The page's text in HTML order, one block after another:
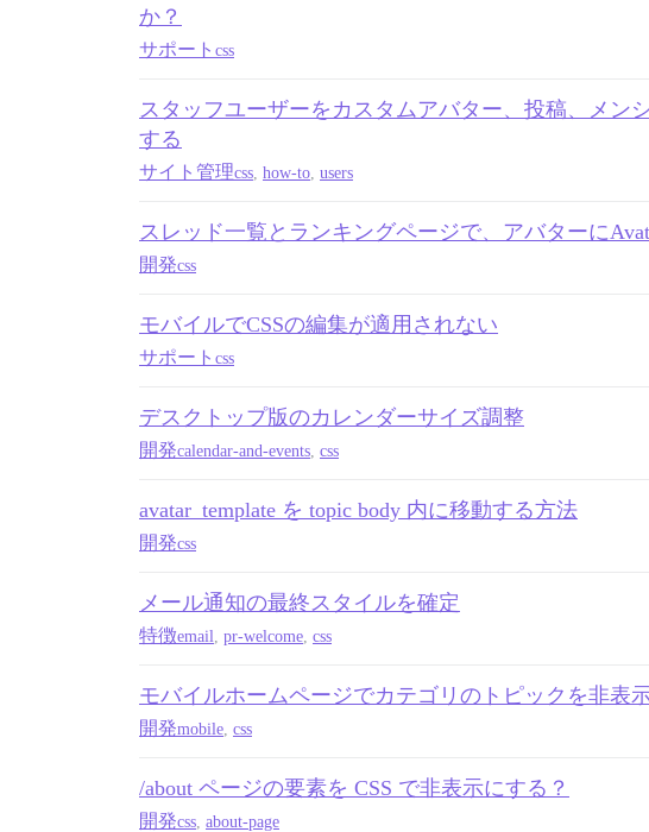
か？
サポート css
スタッフユーザーをカスタムアバター、投稿、メン
する
サイト管理css how-to users
スレッド一覧とランキングページで、アバターに
開発css
モバイルでCSSの編集が適用されない
サポート css
デスクトップ版のカレンダーサイズ調整
開発calendar-and-events css
avatar_template を topic body 内に移動する方法
開発css
メール通知の最終スタイルを確定
特徴email pr-welcome css
モバイルホームページでカテゴリのトピックを非表
開発mobile css
/about ページの要素を CSS で非表示にする？
開発css about-page